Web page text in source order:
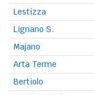
Lestizza
Lignano S.
Majano
Arta Terme
Bertiolo